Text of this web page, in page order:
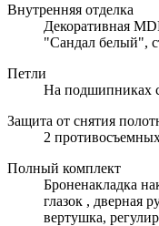
Внутренняя отделка
Декоративная
"Сандал белый",
Петли
На подшипниках
Защита от снятия
2
Полный комплект
Броненакладка
глазок , дверная
вертушка,